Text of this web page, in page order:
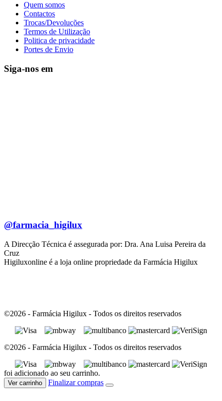
Quem somos
Contactos
Trocas/Devoluções
Termos de Utilização
Politica de privacidade
Portes de Envio
Siga-nos em
@farmacia_higilux
A Direcção Técnica é assegurada por: Dra. Ana Luisa Pereira da
Cruz
Higiluxonline é a loja online propriedade da Farmácia Higilux
©2026 - Farmácia Higilux - Todos os direitos reservados
©2026 - Farmácia Higilux - Todos os direitos reservados
foi adicionado ao seu carrinho.
Ver carrinho Finalizar compras